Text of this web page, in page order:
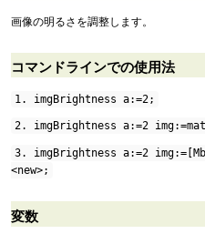
画像の明るさを調整します。
コマンドラインでの使用法
1. imgBrightness a:=2;
2. imgBrightness a:=2
3. imgBrightness a:=2
<new>;
変数